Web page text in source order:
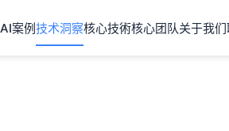
AI案例技术洞察核心技術核心团队关于我们